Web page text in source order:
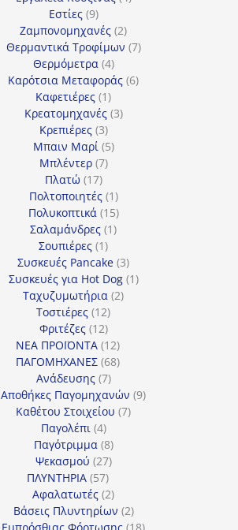
Εστίες 99
προϊόντα
Ζαμπονομηχανές 22
προϊόντα
Θερμαντικά Τροφίμων 77
Θερμόμετρα 44
προϊόντα
Καρότσια Μεταφοράς 66
Καφετιέρες 11
προϊόν
Κρεατομηχανές 33
Κρεπιέρες 33
προϊόντα
Μπαιν Μαρί 55
Μπλέντερ 77
Πλατώ 1717
προϊόντα
Πολτοποιητές 11
προϊόν
Πολυκοπτικά 1515
προϊόντα
Σαλαμάνδρες 11
Σουπιέρες 11
προϊόν
Συσκευές Pancake 33
προϊόντα
Συσκευές για Hot Dog 11
Ταχυζυμωτήρια 22
Τοστιέρες 1212
προϊόντα
Φριτέζες 1212
προϊόντα
ΝΕΑ ΠΡΟΪΟΝΤΑ 1212
προϊόντα
ΠΑΓΟΜΗΧΑΝΕΣ 6868
Ανάδευσης 77
προϊόντα
Αποθήκες Παγομηχανών 99
Καθέτου Στοιχείου 77
Παγολέπι 44
προϊόντα
Παγότριμμα 88
προϊόντα
Ψεκασμού 2727
προϊόντα
ΠΛΥΝΤΗΡΙΑ 5757
προϊόντα
Αφαλατωτές 22
προϊόντα
Βάσεις Πλυντηρίων 22
προϊόντα
Εμπρόσθιας Φόρτωσης 1818